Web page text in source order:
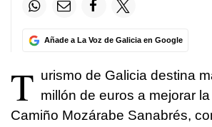
Añade a La Voz de Galicia en Google
T urismo de Galicia destina
millón de euros a mejorar
Camiño Mozárabe Sanabrés,